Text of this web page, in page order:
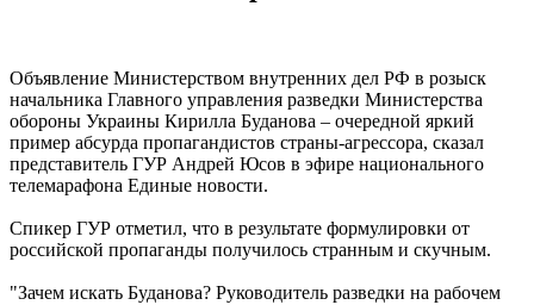
Объявление Министерством внутренних дел РФ в розыск
начальника Главного управления разведки Министерства
обороны Украины Кирилла Буданова – очередной яркий
пример абсурда пропагандистов страны-агрессора, сказал
представитель ГУР Андрей Юсов в эфире национального
телемарафона Единые новости.
Спикер ГУР отметил, что в результате формулировки от
российской пропаганды получилось странным и скучным.
"Зачем искать Буданова? Руководитель разведки на рабочем